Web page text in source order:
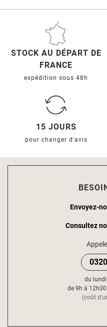
STOCK AU DÉPART DE
FRANCE
expédition sous 48h
15 JOURS
pour changer d'avis
Envoyez-
Consultez
du
de 9h à
(coût